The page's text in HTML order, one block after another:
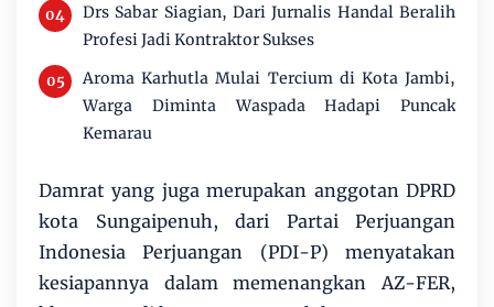
Drs Sabar Siagian, Dari Jurnalis Handal Beralih
Profesi Jadi Kontraktor Sukses
Aroma Karhutla Mulai Tercium di Kota Jambi,
Warga Diminta Waspada Hadapi Puncak
Kemarau
Damrat yang juga merupakan anggotan DPRD
kota Sungaipenuh, dari Partai Perjuangan
Indonesia Perjuangan (PDI-P) menyatakan
kesiapannya dalam memenangkan AZ-FER,